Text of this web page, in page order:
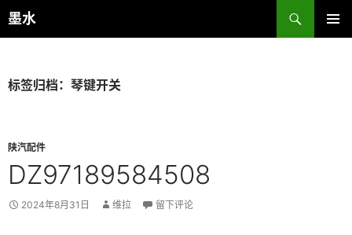
跳
至
墨水
搜
索
标签归档：琴键开关
陕汽配件
DZ97189584508
2024年8月31日 维拉 留下评论